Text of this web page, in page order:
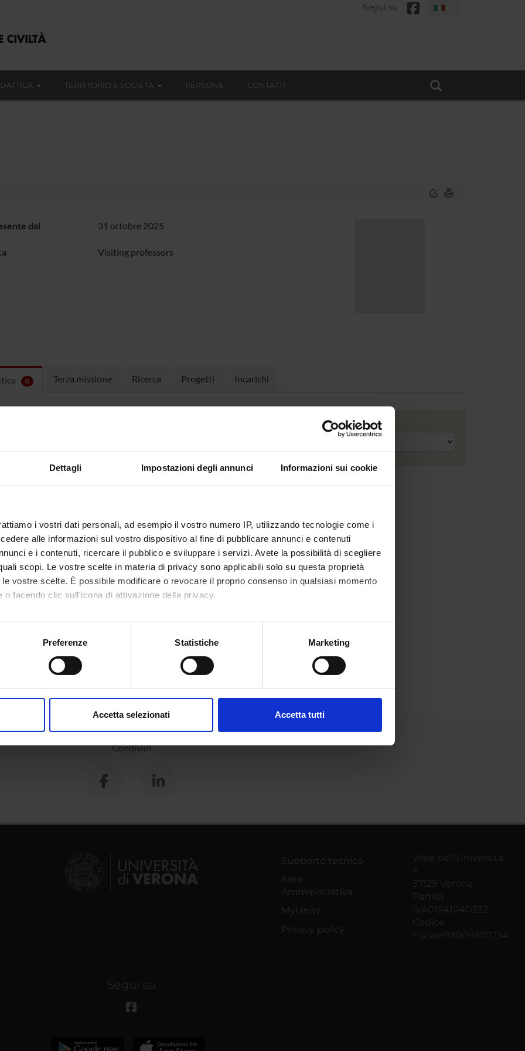
Dettagli Impostazioni degli annunci Informazioni sui cookie
i vostri dati personali, ad esempio il vostro numero IP, utilizzando tecnologie come i
alle informazioni sul vostro dispositivo al fine di pubblicare annunci e contenuti
e i contenuti, ricercare il pubblico e sviluppare i servizi. Avete la possibilità di scegliere
scopi. Le vostre scelte in materia di privacy sono applicabili solo su questa proprietà
vostre scelte. È possibile modificare o revocare il proprio consenso in qualsiasi momento
o facendo clic sull'icona di attivazione della privacy.
anche:
sulla tua posizione geografica, con un'approssimazione di qualche metro,
in qualsiasi momento dalla Dichiarazione sui cookie.
e social media, i quali potrebbero combinarle con altre informazioni che hai fornito loro o
Preferenze Statistiche Marketing
Accetta selezionati Accetta tutti
Segui su
TERRITORIO E SOCIETÀ PERSONE CONTATTI
dal 31 ottobre 2025
Visiting professors
0 Terza missione Ricerca Progetti Incarichi
per vedere orari e dettagli del corso.
Anno accademico
Condividi
Supporto tecnico
Area
Amministrativa
MyUnivr
Privacy policy
Viale dell'Università
4
37129 Verona
Partita
IVA01541040232
Codice
Fiscale93009870234
Segui su